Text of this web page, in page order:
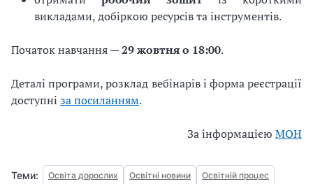
викладами, добіркою ресурсів та інструментів.
Початок навчання —29 жовтня о 18:00.
Деталі програми, розклад вебінарів і форма реєстрації
доступні за посиланням.
За інформацією МОН
Теми: Освіта дорослих Освітні новини
Освітній процес